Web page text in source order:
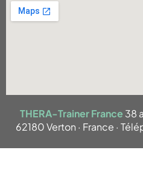
THERA-Trainer France 38
62180 Verton · France ·